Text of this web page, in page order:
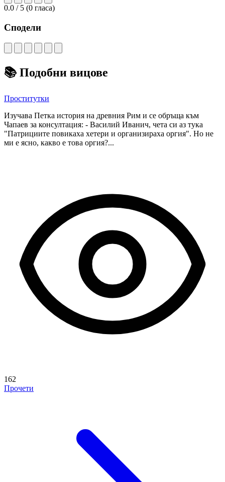
0.0 / 5 (0 гласа)
Сподели
📚 Подобни вицове
Проститутки
Изучава Петка история на древния Рим и се обръща към
Чапаев за консултация: - Василий Иванич, чета си аз тука
"Патрициите повикаха хетери и организираха оргия". Но не
ми е ясно, какво е това оргия?...
162
Прочети